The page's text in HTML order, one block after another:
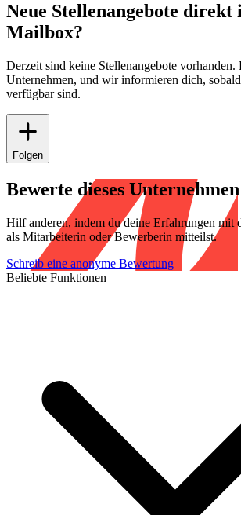
Neue Stellenangebote direkt
Mailbox?
Derzeit sind keine Stellenangebote vorhanden.
Unternehmen, und wir informieren dich,
verfügbar sind.
Folgen
Bewerte dieses Unternehmen
Hilf anderen, indem du deine Erfahrungen mit
als Mitarbeiterin oder Bewerberin mitteilst.
Schreib eine anonyme Bewertung
Beliebte Funktionen